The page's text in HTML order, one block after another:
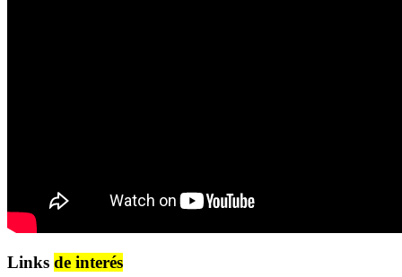
Links de interés